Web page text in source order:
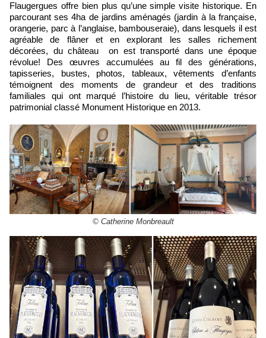
Flaugergues offre bien plus qu’une simple visite historique. En
parcourant ses 4ha de jardins aménagés (jardin à la française,
orangerie, parc à l’anglaise, bambouseraie), dans lesquels il est
agréable de flâner et en explorant les salles richement
décorées, du château on est transporté dans une époque
révolue! Des œuvres accumulées au fil des générations,
tapisseries, bustes, photos, tableaux, vêtements d’enfants
témoignent des moments de grandeur et des traditions
familiales qui ont marqué l’histoire du lieu, véritable trésor
patrimonial classé Monument Historique en 2013.
© Catherine Monbreault